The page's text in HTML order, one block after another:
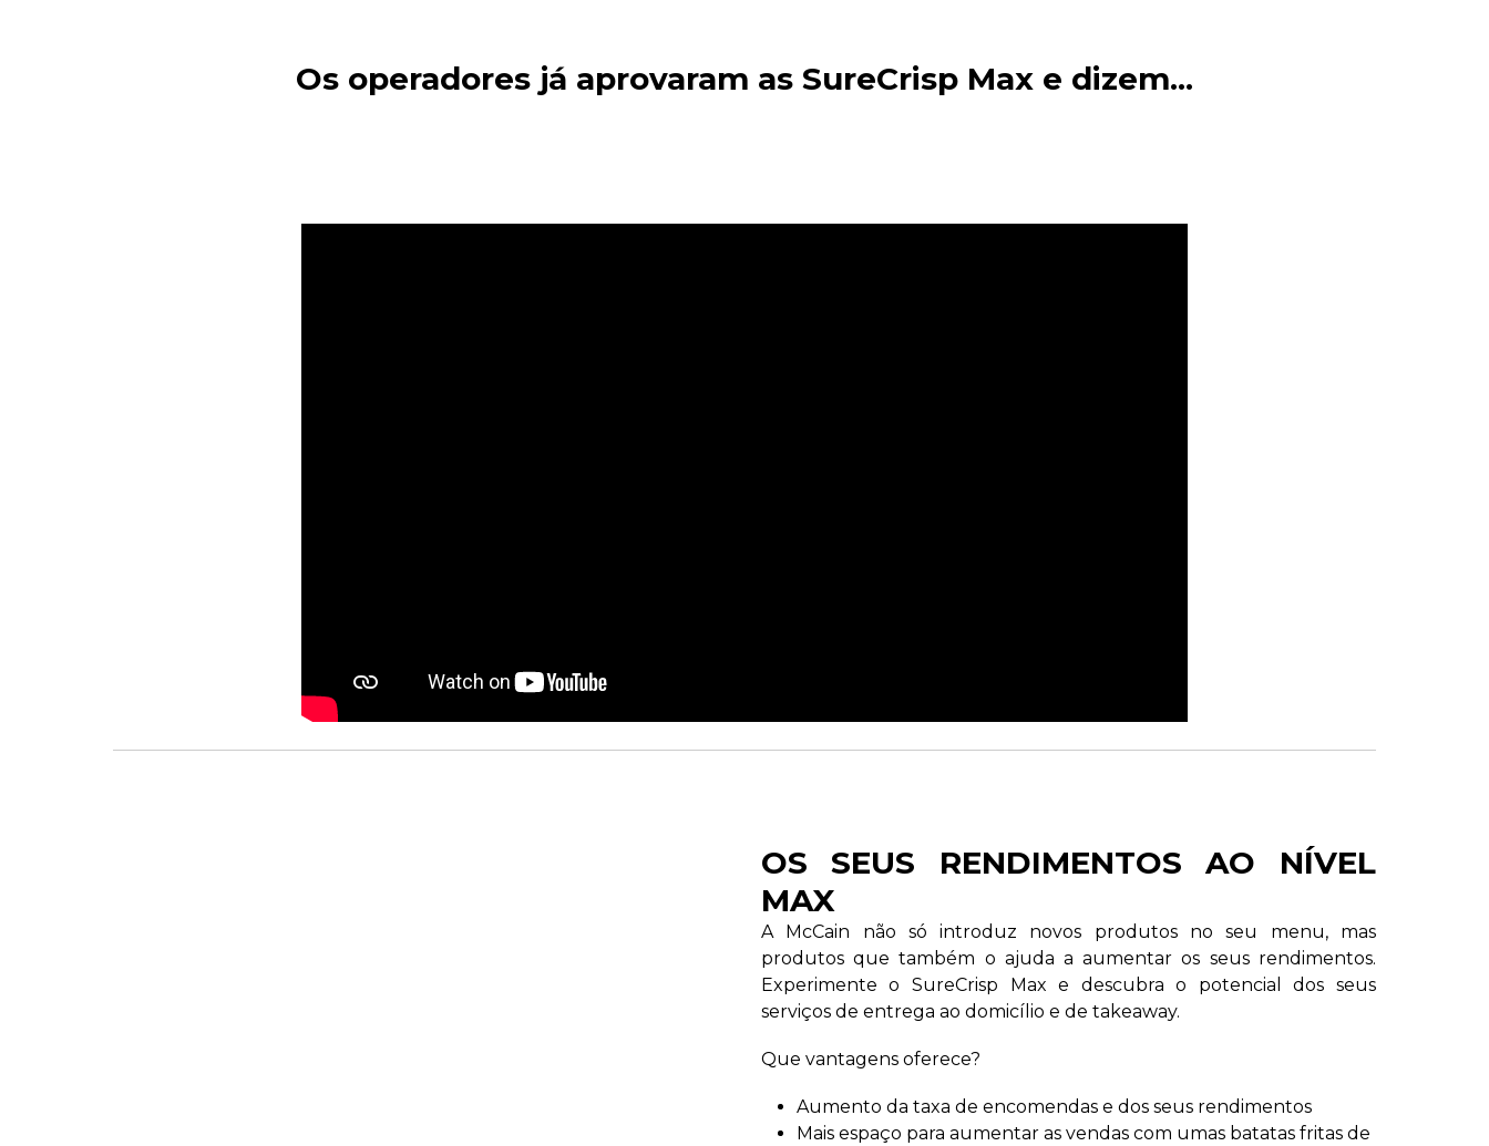
Os operadores já aprovaram as SureCrisp Max e dizem...
OS SEUS RENDIMENTOS AO NÍVEL
MAX
A McCain não só introduz novos produtos no seu menu, mas
produtos que também o ajuda a aumentar os seus rendimentos.
Experimente o SureCrisp Max e descubra o potencial dos seus
serviços de entrega ao domicílio e de takeaway.
Que vantagens oferece?
Aumento da taxa de encomendas e dos seus rendimentos
Mais espaço para aumentar as vendas com umas batatas fritas de